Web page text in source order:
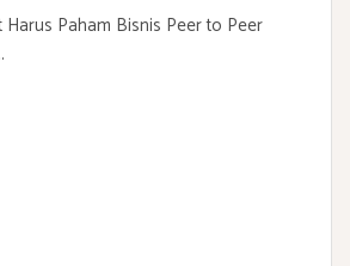
Harus Paham Bisnis Peer to Peer